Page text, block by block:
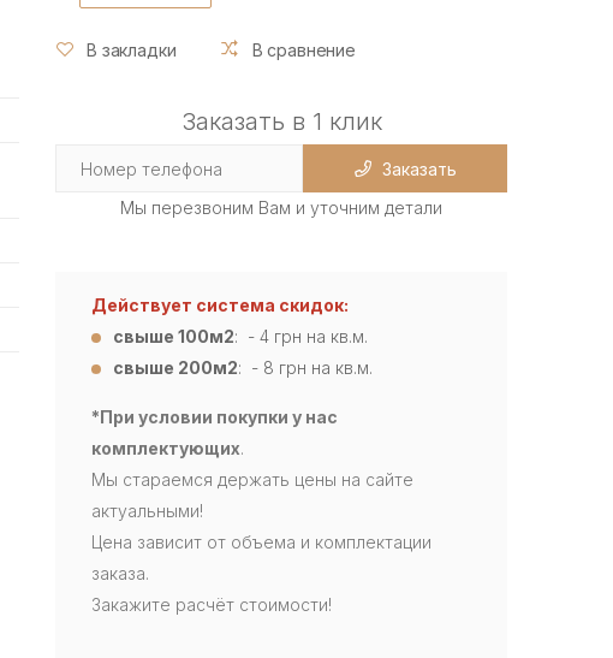
В закладки В сравнение
Заказать в 1 клик
Заказать
Мы перезвоним Вам и уточним детали
Действует система скидок:
свыше 100м2: - 4 грн на кв.м.
свыше 200м2: - 8 грн на кв.м.
*При условии покупки у нас
комплектующих.
Мы стараемся держать цены на сайте
актуальными!
Цена зависит от объема и комплектации
заказа.
Закажите расчёт стоимости!